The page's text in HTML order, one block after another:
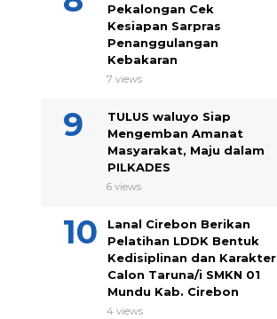
Pekalongan Cek
Kesiapan Sarpras
Penanggulangan
Kebakaran
7 views
TULUS waluyo Siap
Mengemban Amanat
Masyarakat, Maju dalam
PILKADES
6 views
Lanal Cirebon Berikan
Pelatihan LDDK Bentuk
Kedisiplinan dan Karakter
Calon Taruna/i SMKN 01
Mundu Kab. Cirebon
4 views